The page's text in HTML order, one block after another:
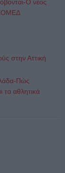
Ο νέος
στην Αττική
Πώς
τα αθλητικά